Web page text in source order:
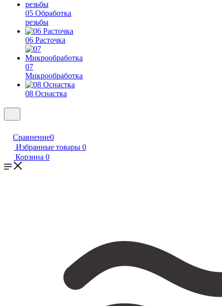
05 Обработка
резьбы
06 Расточка
07
Микрообработка
08 Оснастка
Сравнение0
Избранные товары 0
Корзина 0